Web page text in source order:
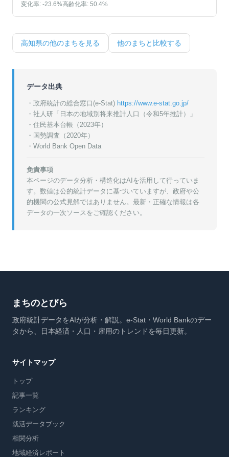
変化率: -23.6%高齢化率: 50.4%
高知県の他のまちを見る 他のまちと比較する
データ出典
・政府統計の総合窓口(e-Stat) https://www.e-stat.go.jp/
・ 社人研「日本の地域別将来推計人口（令和5年推計）」
・ 住民基本台帳（2023年）
・ 国勢調査（2020年）
・World Bank Open Data
免責事項
本ページのデータ分析・構造化はAIを活用して行っていま
す。数値は公的統計データに基づいていますが、政府や公
的機関の公式見解ではありません。最新・正確な情報は各
データの一次ソースをご確認ください。
まちのとびら
政府統計データをAIが分析・解説。e-Stat・World Bankのデー
タから、日本経済・人口・雇用のトレンドを毎日更新。
サイトマップ
トップ
記事一覧
ランキング
就活データブック
相関分析
地域経済レポート